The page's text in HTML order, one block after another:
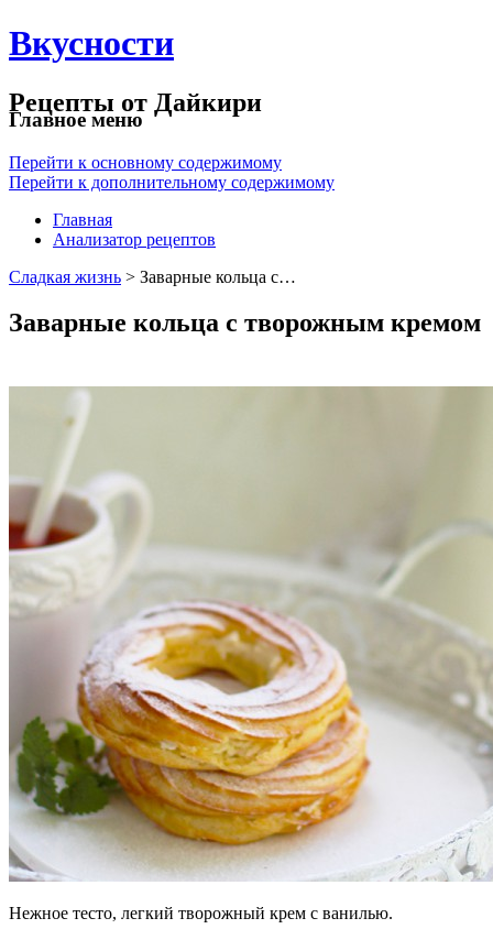
Вкусности
Рецепты от Дайкири
Главное меню
Перейти к основному содержимому
Перейти к дополнительному содержимому
Главная
Анализатор рецептов
Сладкая жизнь > Заварные кольца с…
Заварные кольца с творожным кремом
Нежное тесто, легкий творожный крем с ванилью.